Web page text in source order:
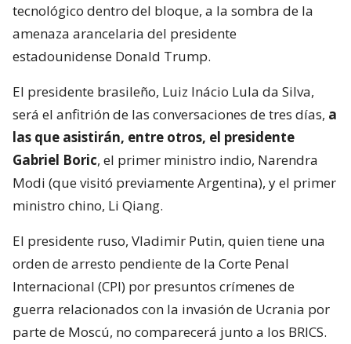
tecnológico dentro del bloque, a la sombra de la
amenaza arancelaria del presidente
estadounidense Donald Trump.
El presidente brasileño, Luiz Inácio Lula da Silva,
será el anfitrión de las conversaciones de tres días, a
las que asistirán, entre otros, el presidente
Gabriel Boric, el primer ministro indio, Narendra
Modi (que visitó previamente Argentina), y el primer
ministro chino, Li Qiang.
El presidente ruso, Vladimir Putin, quien tiene una
orden de arresto pendiente de la Corte Penal
Internacional (CPI) por presuntos crímenes de
guerra relacionados con la invasión de Ucrania por
parte de Moscú, no comparecerá junto a los BRICS.